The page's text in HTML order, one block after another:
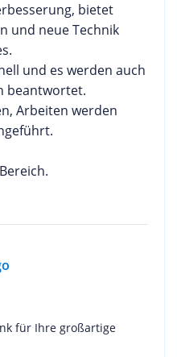
bietet
und neue Technik
und es werden auch
beantwortet.
Arbeiten werden
für Ihre großartige